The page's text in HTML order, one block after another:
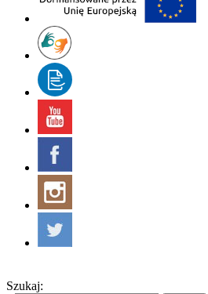
Szukaj: